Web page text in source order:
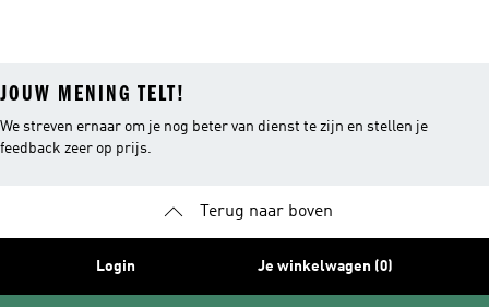
JOUW MENING TELT!
We streven ernaar om je nog beter van dienst te zijn en stellen je
feedback zeer op prijs.
Terug naar boven
Login Je winkelwagen (0)